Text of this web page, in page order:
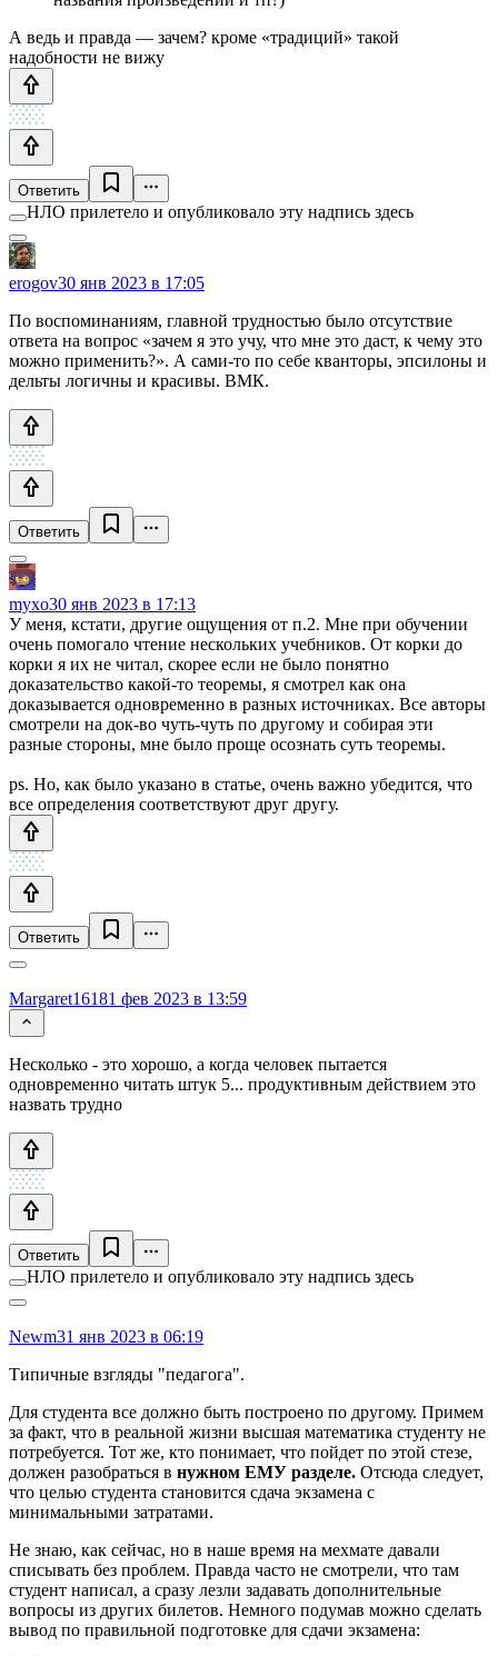
А ведь и правда — зачем? кроме «традиций» такой
надобности не вижу
Ответить
НЛО прилетело и опубликовало эту надпись здесь
erogov30 янв 2023 в 17:05
По воспоминаниям, главной трудностью было отсутствие
ответа на вопрос «зачем я это учу, что мне это даст, к чему это
можно применить?». А сами-то по себе кванторы, эпсилоны и
дельты логичны и красивы. ВМК.
Ответить
myxo30 янв 2023 в 17:13
У меня, кстати, другие ощущения от п.2. Мне при обучении
очень помогало чтение нескольких учебников. От корки до
корки я их не читал, скорее если не было понятно
доказательство какой-то теоремы, я смотрел как она
доказывается одновременно в разных источниках. Все авторы
смотрели на док-во чуть-чуть по другому и собирая эти
разные стороны, мне было проще осознать суть теоремы.
ps. Но, как было указано в статье, очень важно убедится, что
все определения соответствуют друг другу.
Ответить
Margaret16181 фев 2023 в 13:59
Несколько - это хорошо, а когда человек пытается
одновременно читать штук 5... продуктивным действием это
назвать трудно
Ответить
НЛО прилетело и опубликовало эту надпись здесь
Newm31 янв 2023 в 06:19
Типичные взгляды "педагога".
Для студента все должно быть построено по другому. Примем
за факт, что в реальной жизни высшая математика студенту не
потребуется. Тот же, кто понимает, что пойдет по этой стезе,
должен разобраться в нужном ЕМУ разделе. Отсюда следует,
что целью студента становится сдача экзамена с
минимальными затратами.
Не знаю, как сейчас, но в наше время на мехмате давали
списывать без проблем. Правда часто не смотрели, что там
студент написал, а сразу лезли задавать дополнительные
вопросы из других билетов. Немного подумав можно сделать
вывод по правильной подготовке для сдачи экзамена: